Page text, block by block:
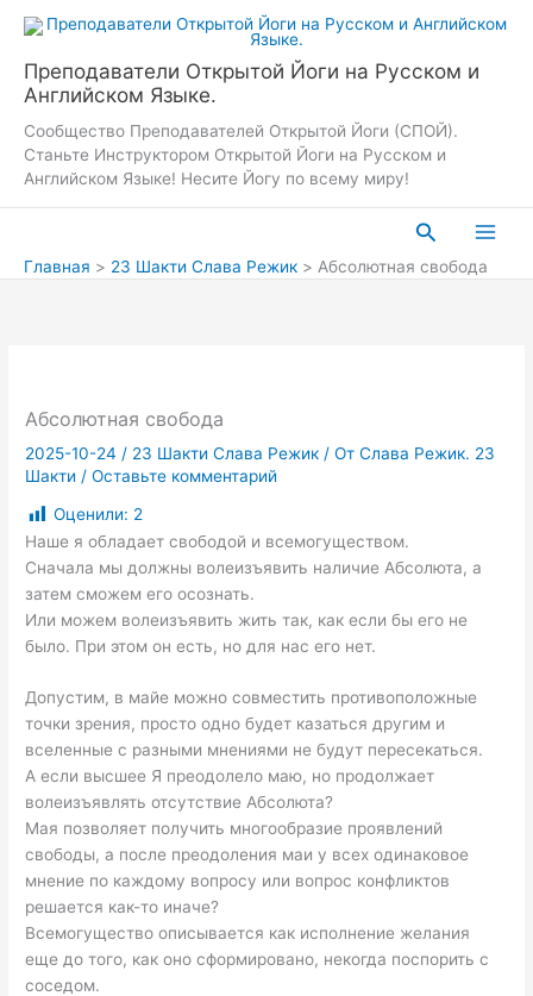
содержимому
Преподаватели Открытой Йоги на Русском и
Английском Языке.
Сообщество Преподавателей Открытой Йоги (СПОЙ).
Станьте Инструктором Открытой Йоги на Русском и
Английском Языке! Несите Йогу по всему миру!
Поиск
Главная 23 Шакти Слава Режик Абсолютная свобода
Абсолютная свобода
2025-10-24 / 23 Шакти Слава Режик / ОтСлава Режик. 23
Шакти /Оставьте комментарий
Оценили: 2
Наше я обладает свободой и всемогуществом.
Сначала мы должны волеизъявить наличие Абсолюта, а
затем сможем его осознать.
Или можем волеизъявить жить так, как если бы его не
было. При этом он есть, но для нас его нет.
Допустим, в майе можно совместить противоположные
точки зрения, просто одно будет казаться другим и
вселенные с разными мнениями не будут пересекаться.
А если высшее Я преодолело маю, но продолжает
волеизъявлять отсутствие Абсолюта?
Мая позволяет получить многообразие проявлений
свободы, а после преодоления маи у всех одинаковое
мнение по каждому вопросу или вопрос конфликтов
решается как-то иначе?
Всемогущество описывается как исполнение желания
еще до того, как оно сформировано, некогда поспорить с
соседом.